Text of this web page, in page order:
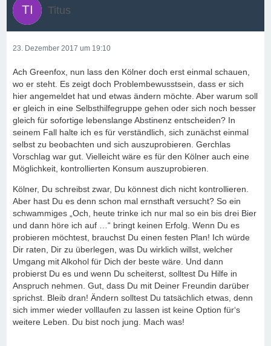
Titus
23. Dezember 2017 um 19:10
Ach Greenfox, nun lass den Kölner doch erst einmal schauen,
wo er steht. Es zeigt doch Problembewusstsein, dass er sich
hier angemeldet hat und etwas ändern möchte. Aber warum soll
er gleich in eine Selbsthilfegruppe gehen oder sich noch besser
gleich für sofortige lebenslange Abstinenz entscheiden? In
seinem Fall halte ich es für verständlich, sich zunächst einmal
selbst zu beobachten und sich auszuprobieren. Gerchlas
Vorschlag war gut. Vielleicht wäre es für den Kölner auch eine
Möglichkeit, kontrollierten Konsum auszuprobieren.
Kölner, Du schreibst zwar, Du könnest dich nicht kontrollieren.
Aber hast Du es denn schon mal ernsthaft versucht? So ein
schwammiges „Och, heute trinke ich nur mal so ein bis drei Bier
und dann höre ich auf …“ bringt keinen Erfolg. Wenn Du es
probieren möchtest, brauchst Du einen festen Plan! Ich würde
Dir raten, Dir zu überlegen, was Du wirklich willst, welcher
Umgang mit Alkohol für Dich der beste wäre. Und dann
probierst Du es und wenn Du scheiterst, solltest Du Hilfe in
Anspruch nehmen. Gut, dass Du mit Deiner Freundin darüber
sprichst. Bleib dran! Ändern solltest Du tatsächlich etwas, denn
sich immer wieder volllaufen zu lassen ist keine Option für‘s
weitere Leben. Du bist noch jung. Mach was!